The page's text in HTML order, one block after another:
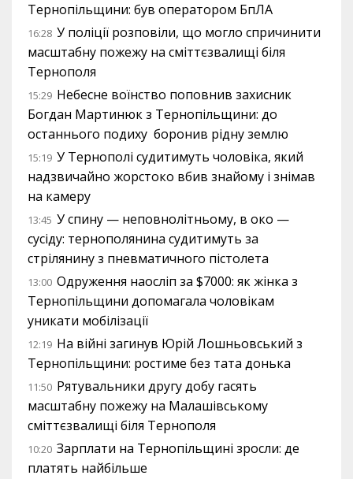
Тернопільщини: був оператором БпЛА
16:28 У поліції розповіли, що могло спричинити
масштабну пожежу на сміттєзвалищі біля
Тернополя
15:29 Небесне воїнство поповнив захисник
Богдан Мартинюк з Тернопільщини: до
останнього подиху боронив рідну землю
15:19 У Тернополі судитимуть чоловіка, який
надзвичайно жорстоко вбив знайому і знімав
на камеру
13:45 У спину — неповнолітньому, в око —
сусіду: тернополянина судитимуть за
стрілянину з пневматичного пістолета
13:00 Одруження наосліп за $7000: як жінка з
Тернопільщини допомагала чоловікам
уникати мобілізації
12:19 На війні загинув Юрій Лошньовський з
Тернопільщини: ростиме без тата донька
11:50 Рятувальники другу добу гасять
масштабну пожежу на Малашівському
сміттєзвалищі біля Тернополя
10:20 Зарплати на Тернопільщині зросли: де
платять найбільше